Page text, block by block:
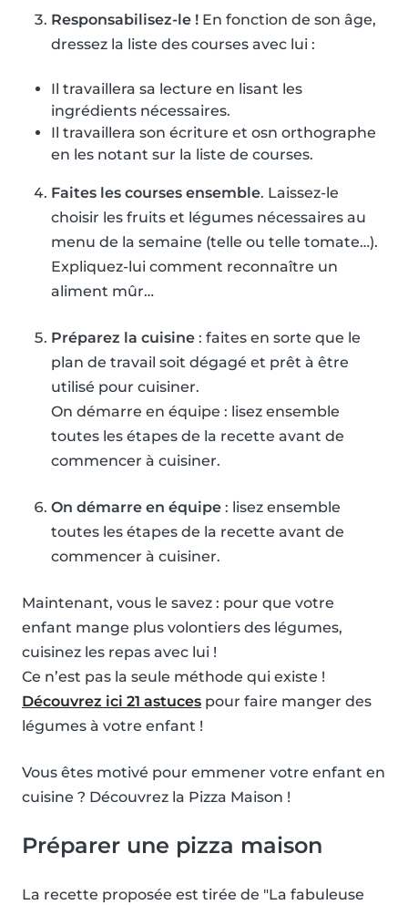
Responsabilisez-le ! En fonction de son âge,
dressez la liste des courses avec lui :
Il travaillera sa lecture en lisant les
ingrédients nécessaires.
Il travaillera son écriture et osn orthographe
en les notant sur la liste de courses.
Faites les courses ensemble. Laissez-le
choisir les fruits et légumes nécessaires au
menu de la semaine (telle ou telle tomate…).
Expliquez-lui comment reconnaître un
aliment mûr…
Préparez la cuisine : faites en sorte que le
plan de travail soit dégagé et prêt à être
utilisé pour cuisiner.
On démarre en équipe : lisez ensemble
toutes les étapes de la recette avant de
commencer à cuisiner.
On démarre en équipe : lisez ensemble
toutes les étapes de la recette avant de
commencer à cuisiner.
Maintenant, vous le savez : pour que votre
enfant mange plus volontiers des légumes,
cuisinez les repas avec lui !
Ce n’est pas la seule méthode qui existe !
Découvrez ici 21 astuces pour faire manger des
légumes à votre enfant !
Vous êtes motivé pour emmener votre enfant en
cuisine ? Découvrez la Pizza Maison !
Préparer une pizza maison
La recette proposée est tirée de "La fabuleuse